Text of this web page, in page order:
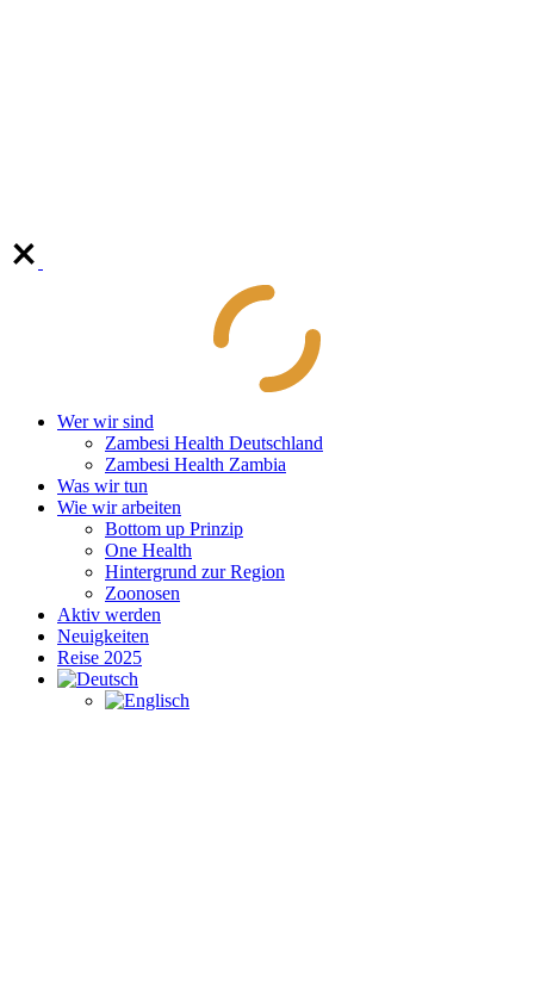
Wer wir sind
Zambesi Health Deutschland
Zambesi Health Zambia
Was wir tun
Wie wir arbeiten
Bottom up Prinzip
One Health
Hintergrund zur Region
Zoonosen
Aktiv werden
Neuigkeiten
Reise 2025